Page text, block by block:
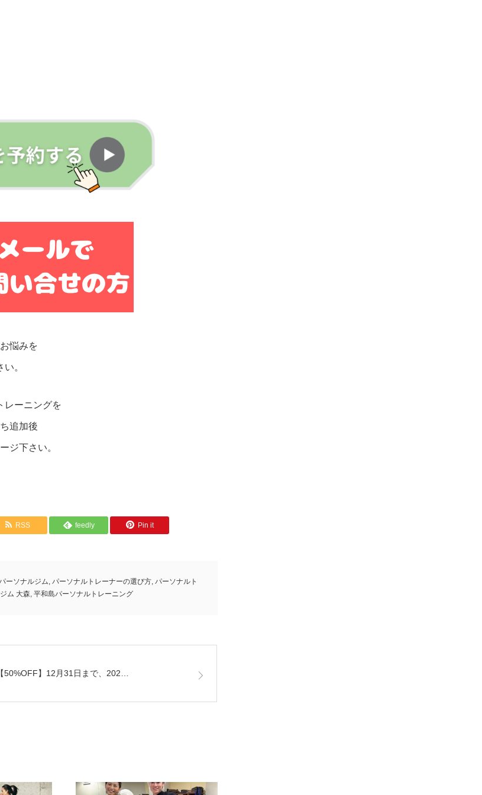
悩みを
。
レーニングを
追加後
ジ下さい。
RSS feedly Pin it
ーソナルジム, パーソナルトレーナーの選び方, パーソナルト
ム 大森, 平和島パーソナルトレーニング
【50%OFF】12月31日まで、202…